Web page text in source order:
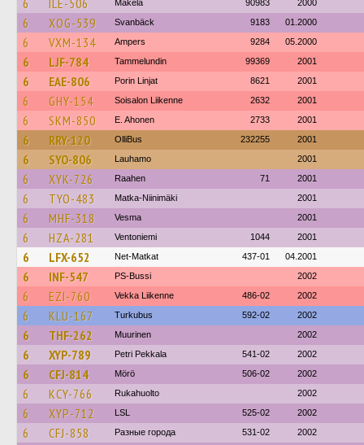
6 ILE-506 Mäkela 90983 2000
6 XOG-539 Svanbäck 9183 01.2000
6 VXM-134 Ampers 9284 05.2000
6 LJF-784 Tammelundin 99369 2001
6 EAE-806 Porin Linjat 8621 2001
6 GHY-154 Soisalon Liikenne 2632 2001
6 SKM-850 E. Ahonen 2733 2001
6 RRY-120 OlliBus 232255 2001
6 SYO-806 Lauhamo 2001
6 XYK-726 Raahen 71 2001
6 TYO-483 Matka-Niinimäki 2001
6 MHF-318 Vesma 2001
6 HZA-281 Ventoniemi 1044 2001
6 LFX-652 Net-Matkat 437-01 04.2001
6 INF-547 PS-Bussi 2002
6 EZI-760 Vekka Liikenne 486-02 2002
6 KLU-167 Turkubus 592-02 2002
6 THF-262 Muurinen 2002
6 XYP-789 Petri Pekkala 541-02 2002
6 CFJ-814 Mörö 506-02 2002
6 KCY-766 Rukahuolto 2002
6 XYP-712 LSL 525-02 2002
6 CFJ-858 Разные города 531-02 2002